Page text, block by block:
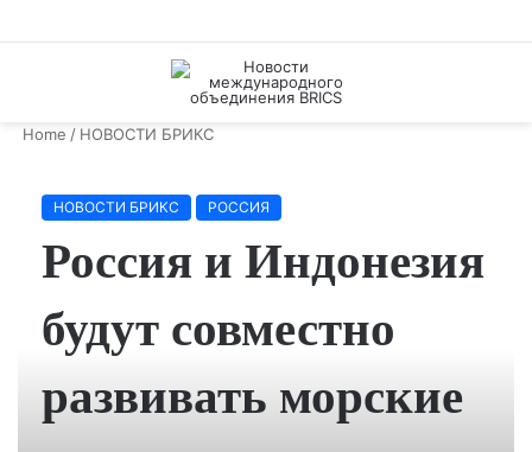
Home / НОВОСТИ БРИКС
НОВОСТИ БРИКС РОССИЯ
Россия и Индонезия
будут совместно
развивать морские